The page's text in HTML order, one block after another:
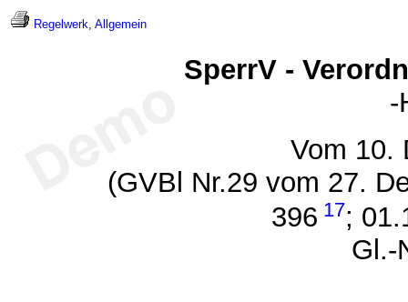
Regelwerk, Allgemein
SperrV -
-
Vom 10.
(GVBl Nr.29 vom 27.
396 17;
Gl.-